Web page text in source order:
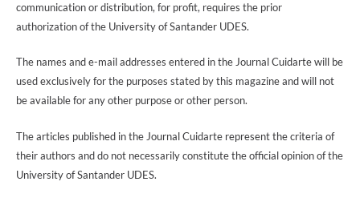
communication or distribution, for profit, requires the prior
authorization of the University of Santander UDES.
The names and e-mail addresses entered in the Journal Cuidarte will be
used exclusively for the purposes stated by this magazine and will not
be available for any other purpose or other person.
The articles published in the Journal Cuidarte represent the criteria of
their authors and do not necessarily constitute the official opinion of the
University of Santander UDES.